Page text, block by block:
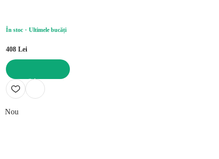
În stoc Ultimele bucăți
408 Lei
ADAUGĂ ÎN COȘ
Nou